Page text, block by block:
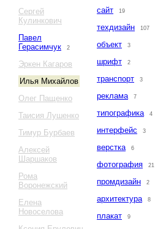
Сергей
Кулинкович
Павел
Герасимчук
2
Эркен Кагаров
Илья Михайлов
Олег Пащенко
Таисия Лушенко
Тимур Бурбаев
Алексей
Шаршаков
Рома
Воронежский
Елена
Новоселова
сайт 19
техдизайн 107
объект 3
шрифт 2
транспорт 3
реклама 7
типографика 4
интерфейс 3
верстка 6
фотография 21
промдизайн 2
архитектура 8
плакат 9